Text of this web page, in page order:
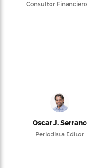
Consultor Financiero
Oscar J. Serrano
Periodista Editor